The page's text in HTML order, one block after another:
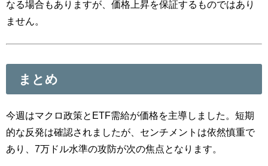
なる場合もありますが、価格上昇を保証するものではあり
ません。
まとめ
今週はマクロ政策とETF需給が価格を主導しました。短期
的な反発は確認されましたが、センチメントは依然慎重で
あり、7万ドル水準の攻防が次の焦点となります。